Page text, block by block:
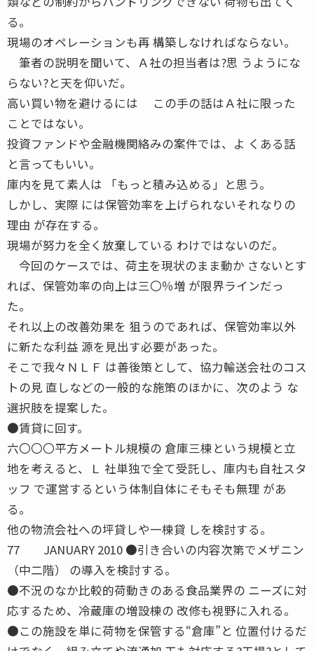
る。
現場のオペレーションも再 構築しなければならない。
筆者の説明を聞いて、Ａ社の担当者は?思 うようにな
らない?と天を仰いだ。
高い買い物を避けるには この手の話はＡ社に限った
ことではない。
投資ファンドや金融機関絡みの案件では、よ くある話
と言ってもいい。
庫内を見て素人は 「もっと積み込める」と思う。
しかし、実際 には保管効率を上げられないそれなりの
理由 が存在する。
現場が努力を全く放棄している わけではないのだ。
今回のケースでは、荷主を現状のまま動か さないとす
れば、保管効率の向上は三〇％増 が限界ラインだっ
た。
それ以上の改善効果を 狙うのであれば、保管効率以外
に新たな利益 源を見出す必要があった。
そこで我々ＮＬＦ は善後策として、協力輸送会社のコス
トの見 直しなどの一般的な施策のほかに、次のよう な
選択肢を提案した。
●賃貸に回す。
六〇〇〇平方メートル規模の 倉庫三棟という規模と立
地を考えると、Ｌ 社単独で全て受託し、庫内も自社スタ
ッフ で運営するという体制自体にそもそも無理 があ
る。
他の物流会社への坪貸しや一棟貸 しを検討する。
77 JANUARY 2010 ●引き合いの内容次第でメザニン
（中二階） の導入を検討する。
●不況のなか比較的荷動きのある食品業界の ニーズに対
応するため、冷蔵庫の増設棟の 改修も視野に入れる。
●この施設を単に荷物を保管する“倉庫”と 位置付けるだ